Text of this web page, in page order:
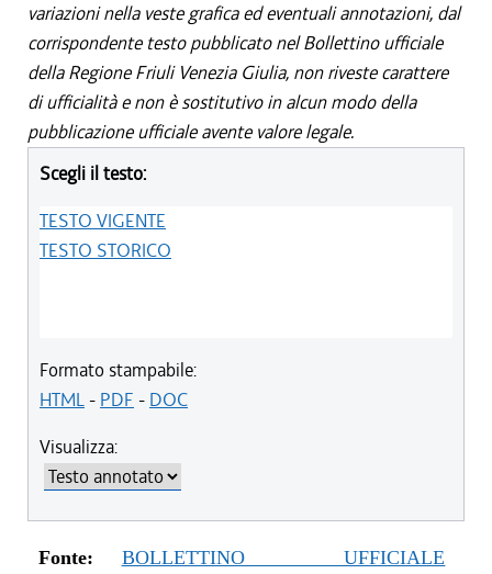
variazioni nella veste grafica ed eventuali annotazioni, dal
corrispondente testo pubblicato nel Bollettino ufficiale
della Regione Friuli Venezia Giulia, non riveste carattere
di ufficialità e non è sostitutivo in alcun modo della
pubblicazione ufficiale avente valore legale.
Scegli il testo:
TESTO VIGENTE
TESTO STORICO
Formato stampabile:
HTML- PDF - DOC
Visualizza:
Fonte:
BOLLETTINO UFFICIALE